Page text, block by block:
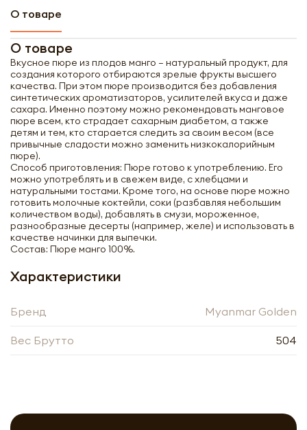
О товаре
О товаре
Вкусное пюре из плодов манго – натуральный продукт, для
создания которого отбираются зрелые фрукты высшего
качества. При этом пюре производится без добавления
синтетических ароматизаторов, усилителей вкуса и даже
сахара. Именно поэтому можно рекомендовать манговое
пюре всем, кто страдает сахарным диабетом, а также
детям и тем, кто старается следить за своим весом (все
привычные сладости можно заменить низкокалорийным
пюре).
Способ приготовления: Пюре готово к употреблению. Его
можно употреблять и в свежем виде, с хлебцами и
натуральными тостами. Кроме того, на основе пюре можно
готовить молочные коктейли, соки (разбавляя небольшим
количеством воды), добавлять в смузи, мороженное,
разнообразные десерты (например, желе) и использовать в
качестве начинки для выпечки.
Состав: Пюре манго 100%.
Характеристики
Бренд Myanmar Golden
Вес Брутто 504
Получить оптовый
прайс-лист
Получить прайс-лист